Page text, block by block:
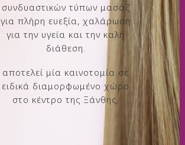
συνδυαστικών τύπων μασάζ
για πλήρη ευεξία, χαλάρωση
για την υγεία και την καλή
διάθεση.
αποτελεί μία καινοτομία σε
ειδικά διαμορφωμένο χώρο
στο κέντρο της Ξάνθης,